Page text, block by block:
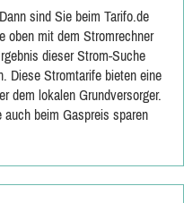
sind Sie beim Tarifo.de
oben mit dem Stromrechner
dieser Strom-Suche
Diese Stromtarife bieten eine
dem lokalen Grundversorger.
auch beim Gaspreis sparen